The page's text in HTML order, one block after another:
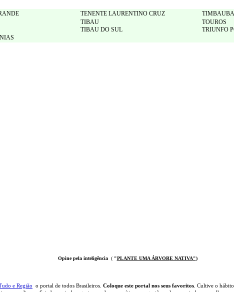
TENENTE LAURENTINO CRUZ
TIMBAUBA
TIBAU
TOUROS
TIBAU DO SUL
TRIUNFO
Opine pela inteligência( "PLANTE UMA ÁRVORE NATIVA")
e Região o portal de todos Brasileiros. Coloque este portal nos seus favoritos . Cultive o